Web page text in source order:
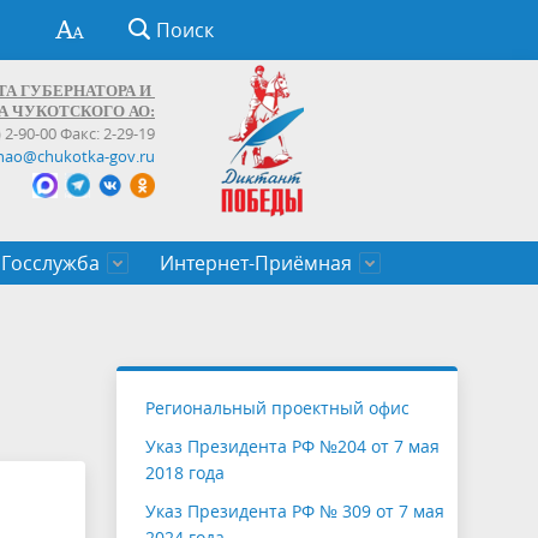
Поиск
ГУБЕРНАТОРА И
ЧУКОТСКОГО АО:
2-90-00 Факс: 2-29-19
gov.ru
Госслужба
служащих Чукотского автономного
Интернет-Приёмная
Региональный проектный офис
Указ Президента РФ №204 от 7 мая
2018 года
Указ Президента РФ № 309 от 7 мая